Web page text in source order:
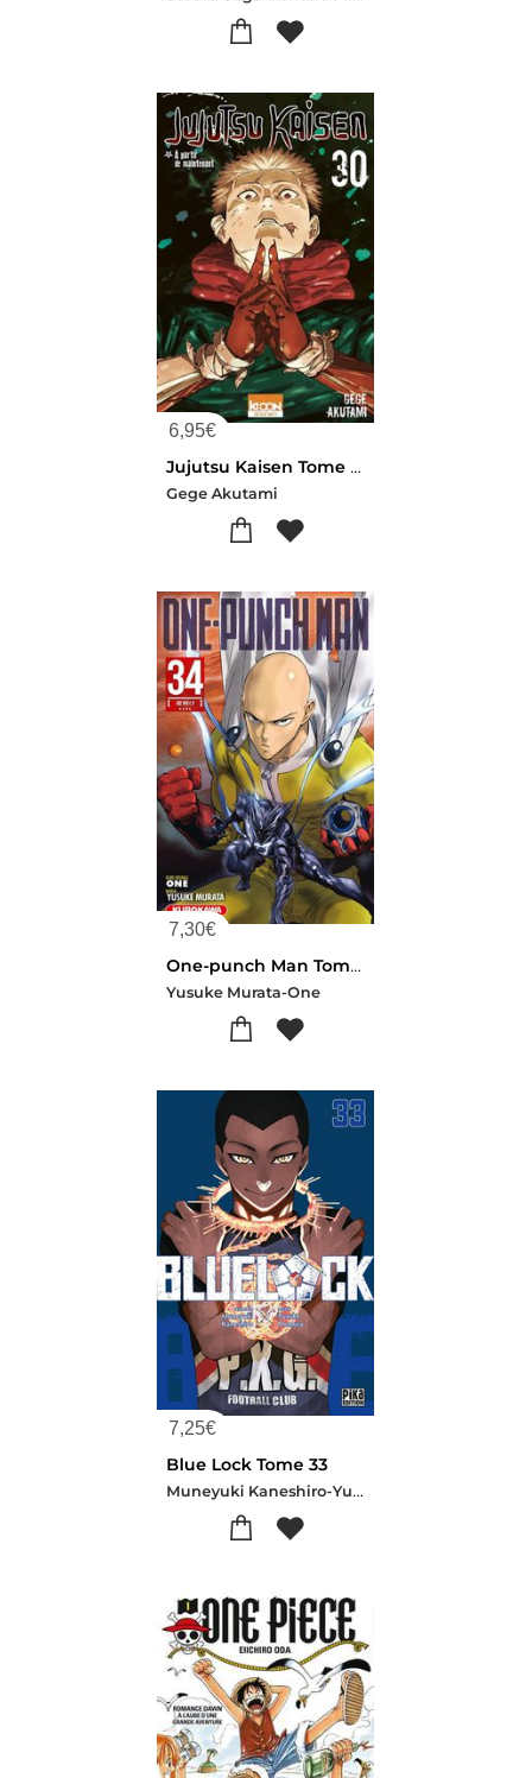
6,95€
Jujutsu Kaisen Tome 30 : A Partir De Maintenant
Gege Akutami
7,30€
One-punch Man Tome 34 : Aube
Yusuke Murata-One
7,25€
Blue Lock Tome 33
Muneyuki Kaneshiro-Yusuke Nomura